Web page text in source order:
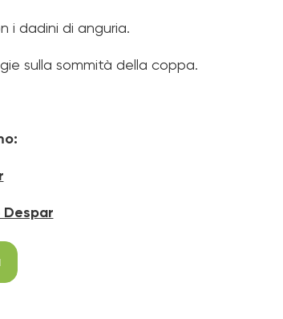
i dadini di anguria.
sulla sommità della coppa.
Despar